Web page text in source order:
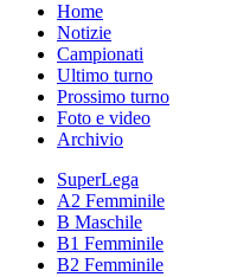
Home
Notizie
Campionati
Ultimo turno
Prossimo turno
Foto e video
Archivio
SuperLega
A2 Femminile
B Maschile
B1 Femminile
B2 Femminile